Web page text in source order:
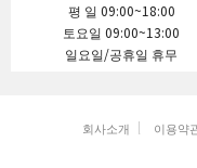
평 일 09:00~18:00
토요일 09:00~13:00
일요일/공휴일 휴무
회사소개 이용약